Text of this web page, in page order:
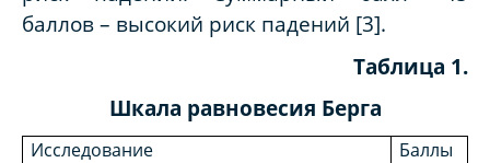
баллов – высокий риск падений [3].
Таблица 1.
Шкала равновесия Берга
Исследование
Баллы